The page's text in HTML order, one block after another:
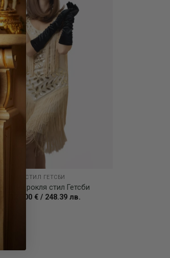
СТИЛ ГЕТСБИ
Златна рокля стил Гетсби
127.00 € / 248.39 лв.